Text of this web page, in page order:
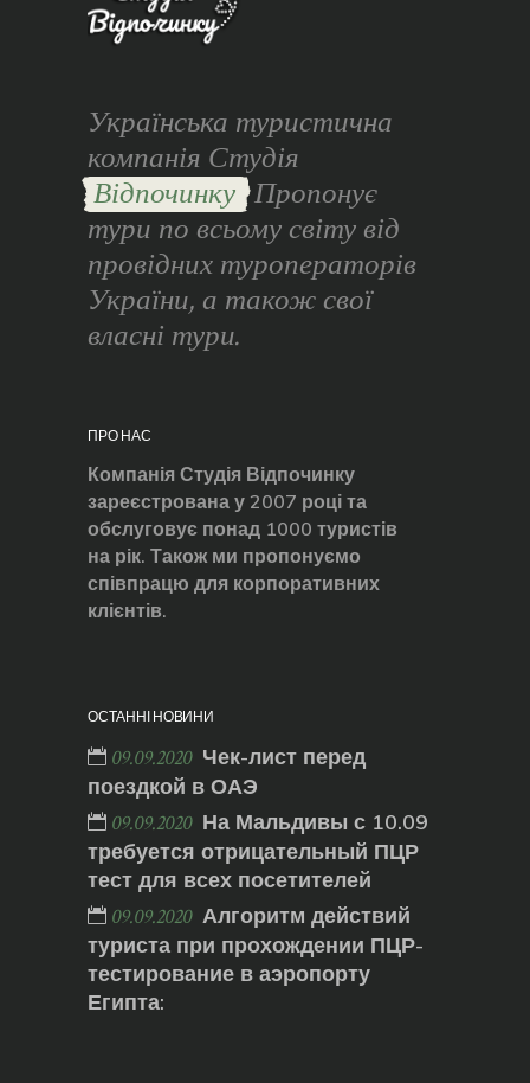
Українська туристична
компанія Студія
Відпочинку Пропонує
тури по всьому світу від
провідних туроператорів
України, а також свої
власні тури.
ПРО НАС
Компанія Студія Відпочинку
зареєстрована у 2007 році та
обслуговує понад 1000 туристів
на рік. Також ми пропонуємо
співпрацю для корпоративних
клієнтів.
ОСТАННІ НОВИНИ
09.09.2020 Чек-лист перед
поездкой в ОАЭ
09.09.2020 На Мальдивы с 10.09
требуется отрицательный ПЦР
тест для всех посетителей
09.09.2020 Алгоритм действий
туриста при прохождении ПЦР-
тестирование в аэропорту
Египта: